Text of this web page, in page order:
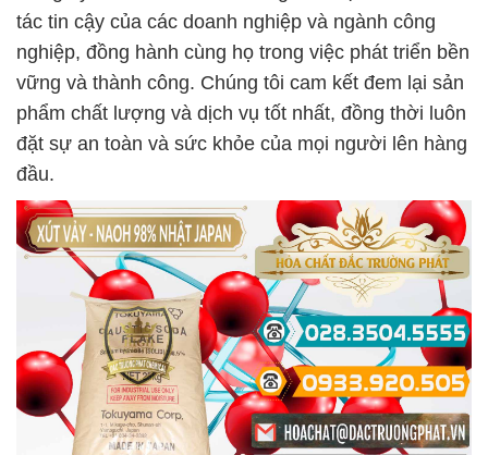
tác tin cậy của các doanh nghiệp và ngành công
nghiệp, đồng hành cùng họ trong việc phát triển bền
vững và thành công. Chúng tôi cam kết đem lại sản
phẩm chất lượng và dịch vụ tốt nhất, đồng thời luôn
đặt sự an toàn và sức khỏe của mọi người lên hàng
đầu.